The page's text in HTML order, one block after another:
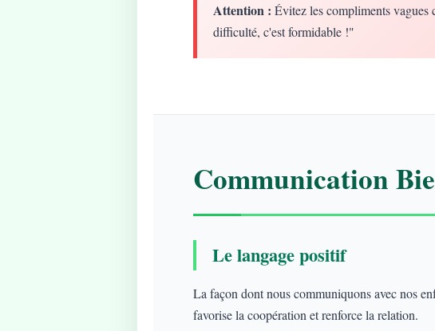
Attention : Évitez les compliments vagues
difficulté, c'est formidable !"
Communication
Le langage positif
La façon dont nous communiquons avec nos
favorise la coopération et renforce la relation.